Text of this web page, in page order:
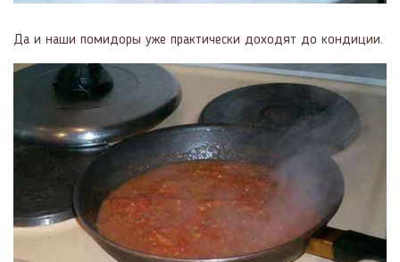
Да и наши помидоры уже практически доходят до кондиции.